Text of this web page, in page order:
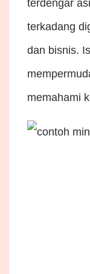
terdengar
terkadang
dan bisnis.
memahami